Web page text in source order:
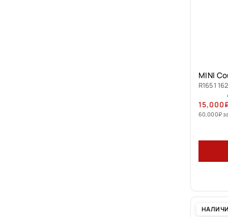
MINI
R1651
15,000
60,000₽